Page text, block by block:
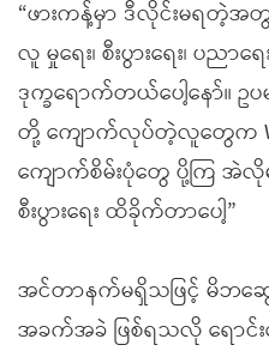
“ဖားကန့်မှာ ဒီလိုင်းမရတဲ့
လူ မှုရေး၊ စီးပွားရေး၊ ပညာရ
ဒုက္ခရောက်တယ်ပေါ့နော်။ ဥပ
တို့ ကျောက်လုပ်တဲ့လူတွေက
ကျောက်စိမ်းပုံတွေ ပို့ကြ အဲလို
စီးပွားရေး ထိခိုက်တာပေါ့”
အင်တာနက်မရှိသဖြင့် မိဘဆွေ
အခက်အခဲ ဖြစ်ရသလို ရောင်